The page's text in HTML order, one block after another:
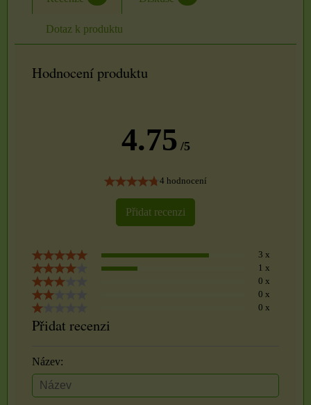
Dotaz k produktu
Hodnocení produktu
4.75 /5
4 hodnocení
Přidat recenzi
3 x
1 x
0 x
0 x
0 x
Přidat recenzi
Název: